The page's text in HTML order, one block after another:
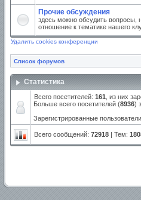
Прочие обсуждения
здесь можно обсудить вопросы,
отношение к тематике нашего
Удалить cookies конференции
Список форумов
Статистика
Всего посетителей: 161 , из них
Больше всего посетителей (8936)
Зарегистрированные
Всего сообщений: 72918 | Тем: